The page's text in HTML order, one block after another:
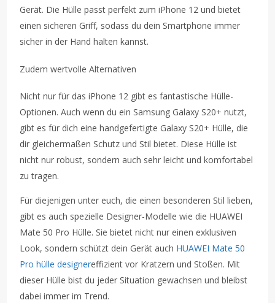
Gerät. Die Hülle passt perfekt zum iPhone 12 und bietet
einen sicheren Griff, sodass du dein Smartphone immer
sicher in der Hand halten kannst.
Zudem wertvolle Alternativen
Nicht nur für das iPhone 12 gibt es fantastische Hülle-
Optionen. Auch wenn du ein Samsung Galaxy S20+ nutzt,
gibt es für dich eine handgefertigte Galaxy S20+ Hülle, die
dir gleichermaßen Schutz und Stil bietet. Diese Hülle ist
nicht nur robust, sondern auch sehr leicht und komfortabel
zu tragen.
Für diejenigen unter euch, die einen besonderen Stil lieben,
gibt es auch spezielle Designer-Modelle wie die HUAWEI
Mate 50 Pro Hülle. Sie bietet nicht nur einen exklusiven
Look, sondern schützt dein Gerät auch HUAWEI Mate 50
Pro hülle designereffizient vor Kratzern und Stoßen. Mit
dieser Hülle bist du jeder Situation gewachsen und bleibst
dabei immer im Trend.